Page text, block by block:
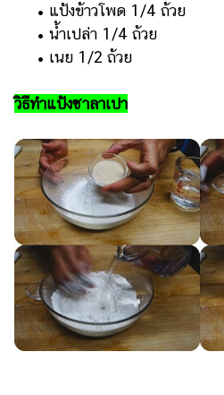
• แป้งข้าวโพด 1/4 ถ้วย
• น้ำเปล่า 1/4 ถ้วย
• เนย 1/2 ถ้วย
วิธีทำแป้งซาลาเปา